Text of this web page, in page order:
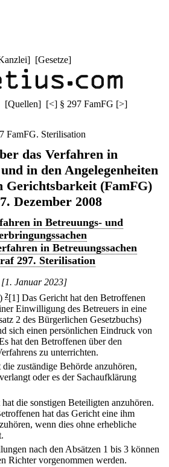
] [Gesetze]
[Quellen] [<] § 297 FamFG [>]
FamFG. Sterilisation
das Verfahren in
in den Angelegenheiten
Gerichtsbarkeit (FamFG)
Dezember 2008
in Betreuungs- und
in Betreuungssachen
297. Sterilisation
[1. Januar 2023]
2[1] Das Gericht hat den Betroffenen
Einwilligung des Betreuers in eine
2 des Bürgerlichen Gesetzbuchs)
sich einen persönlichen Eindruck von
hat den Betroffenen über den
zu unterrichten.
zuständige Behörde anzuhören,
oder es der Sachaufklärung
die sonstigen Beteiligten anzuhören.
hat das Gericht eine ihm
wenn dies ohne erhebliche
nach den Absätzen 1 bis 3 können
Richter vorgenommen werden.